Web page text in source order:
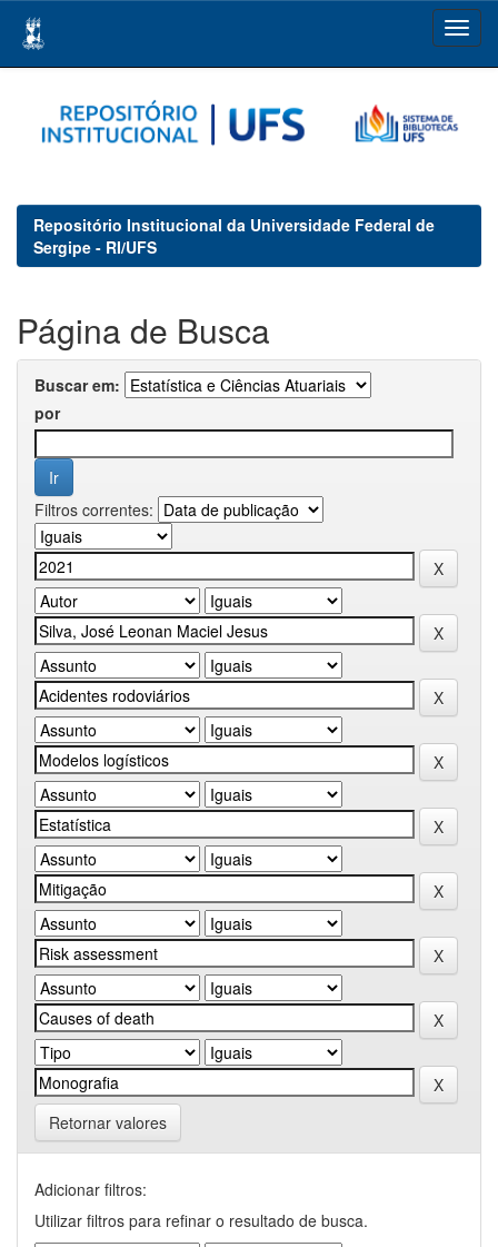
navigation
Repositório Institucional da Universidade Federal de
Sergipe - RI/UFS
Página de Busca
Buscar em:
por
Filtros correntes:
Retornar valores
Adicionar filtros:
Utilizar filtros para refinar o resultado de busca.